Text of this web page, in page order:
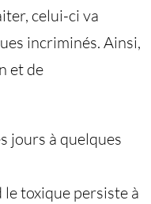
celui-ci va
incriminés. Ainsi,
et de
jours à quelques
toxique persiste à